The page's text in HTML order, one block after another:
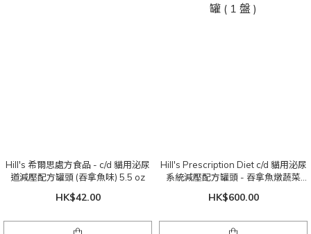
Hill's 希爾思處方食品 - c/d 貓用泌尿
道減壓配方罐頭 (吞拿魚味) 5.5 oz
HK$42.00
Hill's Prescription Diet c/d 貓用泌尿
系統減壓配方罐頭 - 吞拿魚燉蔬菜
HK$600.00